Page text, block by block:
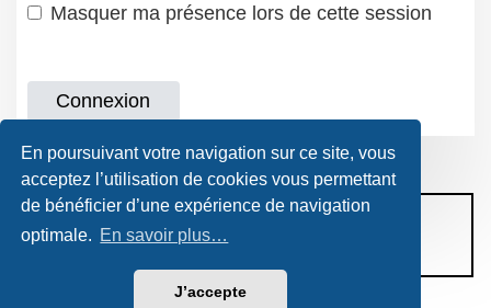
En poursuivant votre navigation sur ce site, vous
acceptez l’utilisation de cookies vous permettant
de bénéficier d’une expérience de navigation
optimale. En savoir plus…
J’accepte
Masquer ma présence lors de cette session
CONDITIONS D’UTILISATION
POLITIQUE DE VIE PRIVÉE